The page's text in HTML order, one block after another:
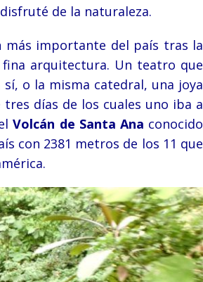
de la naturaleza.
más importante del país tras la
arquitectura. Un teatro que
o la misma catedral, una joya
días de los cuales uno iba a
Volcán de Santa Ana conocido
con 2381 metros de los 11 que